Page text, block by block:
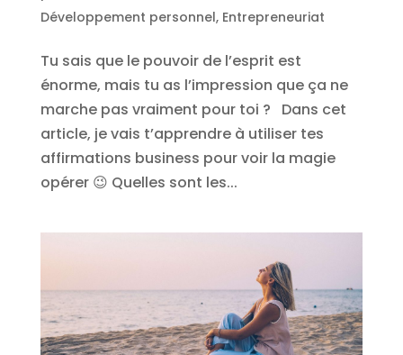
Développement personnel, Entrepreneuriat
Tu sais que le pouvoir de l’esprit est
énorme, mais tu as l’impression que ça ne
marche pas vraiment pour toi ? Dans cet
article, je vais t’apprendre à utiliser tes
affirmations business pour voir la magie
opérer 😉 Quelles sont les...